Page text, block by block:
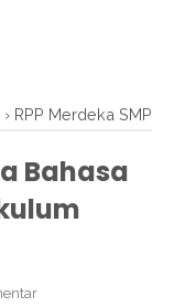
› RPP Merdeka SMP
Bahasa